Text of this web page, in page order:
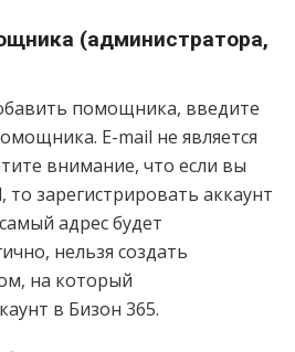
(администратора,
помощника, введите
E-mail не является
внимание, что если вы
то зарегистрировать аккаунт
адрес будет
нельзя создать
на который
в Бизон 365.